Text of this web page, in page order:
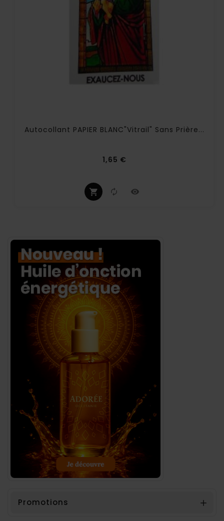
Autocollant PAPIER BLANC"vitrail" Sans Prière...
1,65 €
Promotions 